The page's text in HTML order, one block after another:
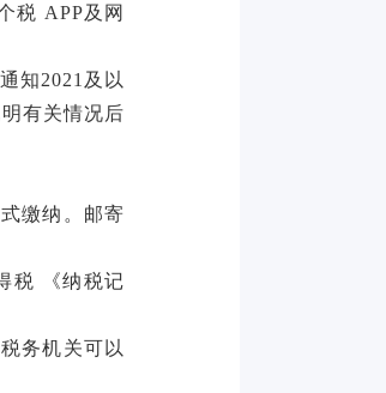
税 APP及网
知2021及以
有关情况后
缴纳。邮寄
税
《纳税记
务机关可以